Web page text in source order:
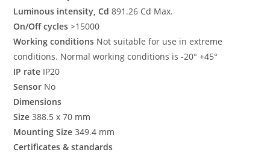
Luminous intensity, Cd891.26 Cd Max.
On/Off cycles>15000
Working conditions Not suitable for use in extreme
conditions. Normal working conditions is -20° +45°
IP rate IP20
Sensor No
Dimensions
Size388.5 x 70 mm
Mounting Size349.4 mm
Certificates & standards